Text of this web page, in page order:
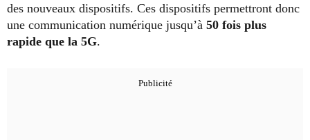
des nouveaux dispositifs. Ces dispositifs permettront donc
une communication numérique jusqu’à 50 fois plus
rapide que la 5G.